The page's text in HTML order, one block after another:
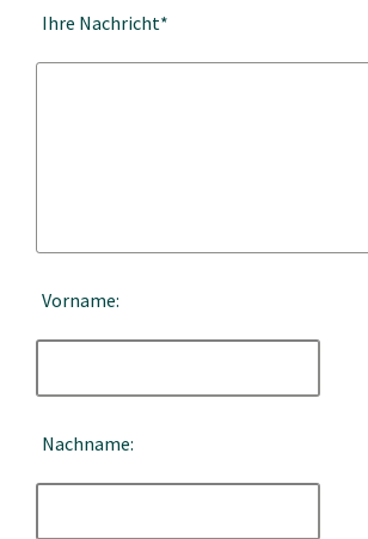
Ihre Nachricht*
Vorname:
Nachname: